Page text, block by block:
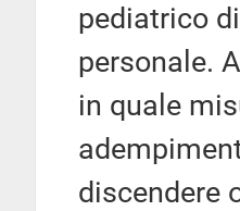
pediatrico
personale.
in quale
discendere